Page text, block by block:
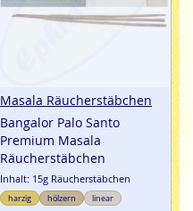
Masala Räucherstäbchen
Bangalor Palo Santo
Premium Masala
Räucherstäbchen
Inhalt: 15g Räucherstäbchen
harzig hölzern linear